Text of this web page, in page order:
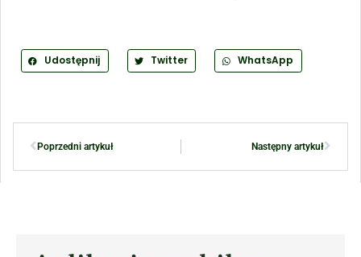
Udostępnij Twitter WhatsApp
Poprzedni artykuł Następny artykuł